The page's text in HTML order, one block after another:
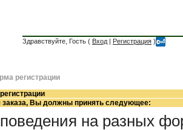
Здравствуйте, Гость ( Вход | Регистрация )
регистрации
Вы должны принять следующее:
на разных